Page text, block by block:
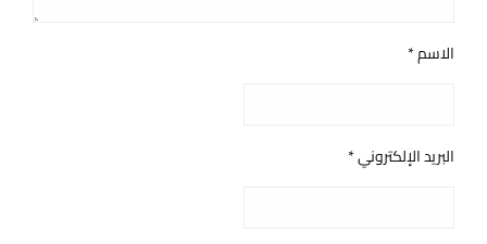
الاسم*
البريد الإلكتروني*